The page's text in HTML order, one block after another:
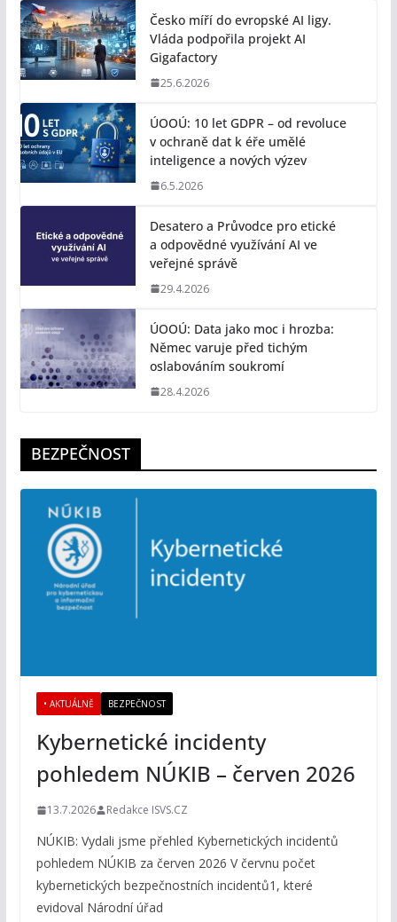
Česko míří do evropské AI ligy.
Vláda podpořila projekt AI
Gigafactory
25.6.2026
ÚOOÚ: 10 let GDPR – od revoluce
v ochraně dat k éře umělé
inteligence a nových výzev
6.5.2026
Desatero a Průvodce pro etické
a odpovědné využívání AI ve
veřejné správě
29.4.2026
ÚOOÚ: Data jako moc i hrozba:
Němec varuje před tichým
oslabováním soukromí
28.4.2026
BEZPEČNOST
• AKTUÁLNĚ BEZPEČNOST
Kybernetické incidenty
pohledem NÚKIB – červen 2026
13.7.2026 Redakce ISVS.CZ
NÚKIB: Vydali jsme přehled Kybernetických incidentů
pohledem NÚKIB za červen 2026 V červnu počet
kybernetických bezpečnostních incidentů1, které
evidoval Národní úřad